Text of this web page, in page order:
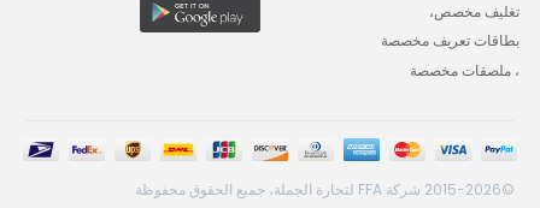
تغليف مخصص،
بطاقات تعريف مخصصة
، ملصقات مخصصة
©2015-2026 شركة FFA لتجارة الجملة، جميع الحقوق محفوظة